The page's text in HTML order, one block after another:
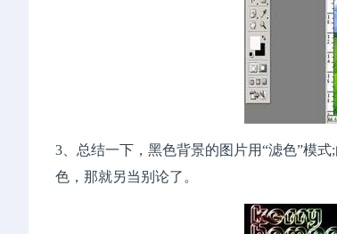
3、总结一下，黑色背景的图片用“滤色”模
色，那就另当别论了。